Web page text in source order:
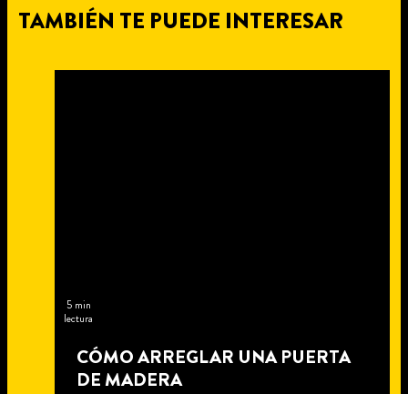
TAMBIÉN TE PUEDE INTERESAR
5 min
lectura
CÓMO ARREGLAR UNA PUERTA
DE MADERA